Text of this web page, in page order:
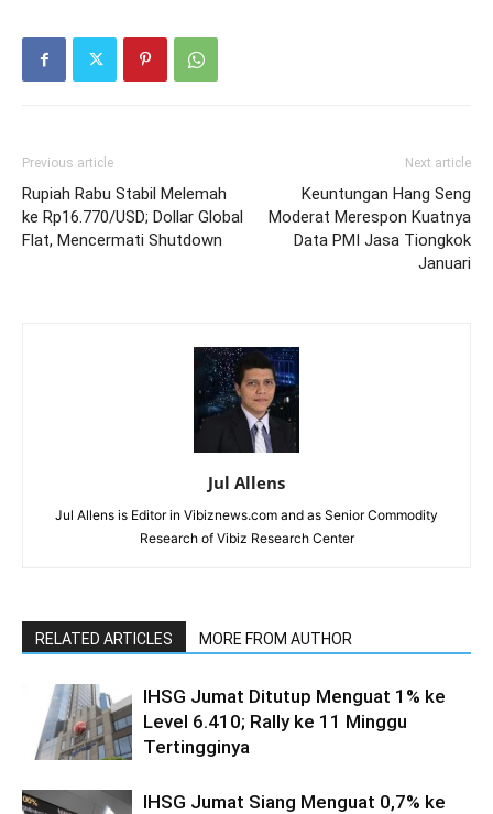
Previous article
Rupiah Rabu Stabil Melemah
ke Rp16.770/USD; Dollar Global
Flat, Mencermati Shutdown
Next article
Keuntungan Hang Seng
Moderat Merespon Kuatnya
Data PMI Jasa Tiongkok
Januari
Jul Allens
Jul Allens is Editor in Vibiznews.com and as Senior Commodity
Research of Vibiz Research Center
RELATED ARTICLES MORE FROM AUTHOR
IHSG Jumat Ditutup Menguat 1% ke
Level 6.410; Rally ke 11 Minggu
Tertingginya
IHSG Jumat Siang Menguat 0,7% ke